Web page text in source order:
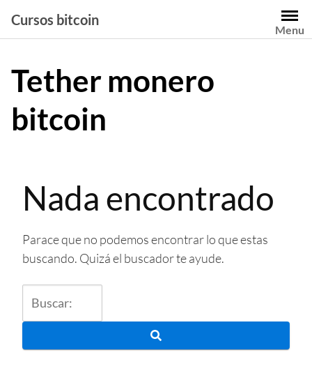
contenido
Cursos bitcoin
Menu
Tether monero
bitcoin
Nada encontrado
Parace que no podemos encontrar lo que estas
buscando. Quizá el buscador te ayude.